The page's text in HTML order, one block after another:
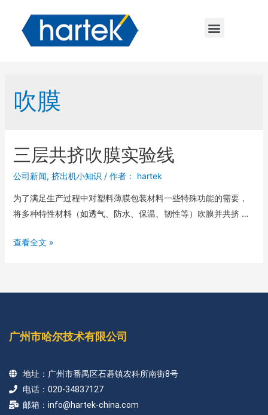
吹膜
三层共挤吹膜实验线
公司新闻, 挤出机小知识 / 作者： hartek
为了满足生产过程中对塑料薄膜包装材料一些特殊功能的需要，
将多种特性材料（如透气、防水、保温、韧性等）吹膜并共挤 …
查看全文 »
广州市哈尔技术有限公司
地址：广州市番禺区石碁镇农科所南街8号
电话：020-34837127
邮箱：info@hartek-china.com